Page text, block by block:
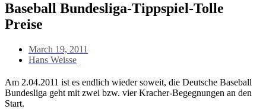
Baseball Bundesliga-Tippspiel-Tolle
Preise
March 19, 2011
Hans Weisse
Am 2.04.2011 ist es endlich wieder soweit, die Deutsche Baseball
Bundesliga geht mit zwei bzw. vier Kracher-Begegnungen an den
Start.